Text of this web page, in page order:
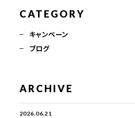
CATEGORY
キャンペーン
ブログ
ARCHIVE
2026.06.21